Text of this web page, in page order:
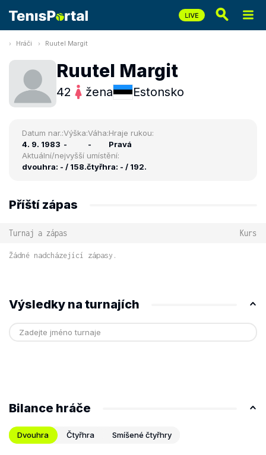
Hráči Ruutel Margit
Ruutel Margit
42 žena Estonsko
Datum nar.:
4. 9. 1983
Výška:
-
Váha:
-
Hraje rukou:
Pravá
Aktuální/nejvyšší umístění:
dvouhra: - / 158.čtyřhra: - / 192.
Příští zápas
Turnaj a zápas Kurs
Žádné nadcházející zápasy.
Výsledky na turnajích
Bilance hráče
Dvouhra Čtyřhra Smíšené čtyřhry